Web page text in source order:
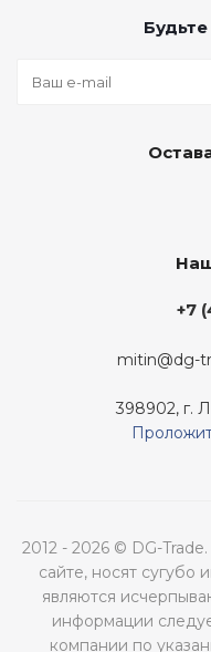
+7
mitin@dg-
398902, г.
2012 - 2026 © DG-
сайте, носят сугубо
являются
информации
компании по